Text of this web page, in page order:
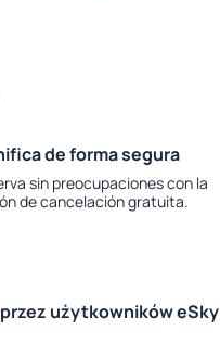
de forma segura
sin preocupaciones con la
de cancelación gratuita.
użytkowników eSky